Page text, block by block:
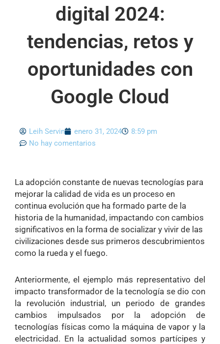
digital 2024:
tendencias, retos y
oportunidades con
Google Cloud
Leih Servin enero 31, 2024
8:59 pm
No hay comentarios
La adopción constante de nuevas tecnologías para
mejorar la calidad de vida es un proceso en
continua evolución que ha formado parte de la
historia de la humanidad, impactando con cambios
significativos en la forma de socializar y vivir de las
civilizaciones desde sus primeros descubrimientos
como la rueda y el fuego.
Anteriormente, el ejemplo más representativo del
impacto transformador de la tecnología se dio con
la revolución industrial, un periodo de grandes
cambios impulsados por la adopción de
tecnologías físicas como la máquina de vapor y la
electricidad. En la actualidad somos partícipes y